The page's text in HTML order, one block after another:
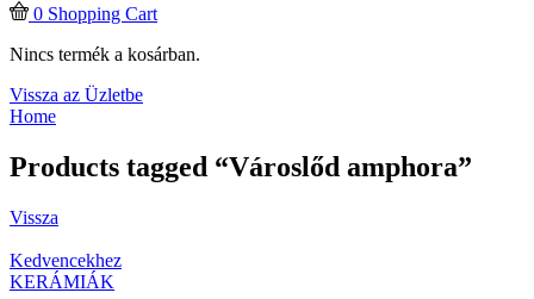
0 Shopping Cart
Nincs termék a kosárban.
Vissza az Üzletbe
Home
Products tagged “Városlőd amphora”
Vissza
Kedvencekhez
KERÁMIÁK